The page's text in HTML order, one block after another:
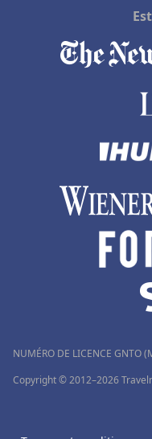
NUMÉRO DE LICENCE GNTO
Copyright © 2012–2026